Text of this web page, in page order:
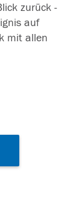
zurück -
auf
mit allen